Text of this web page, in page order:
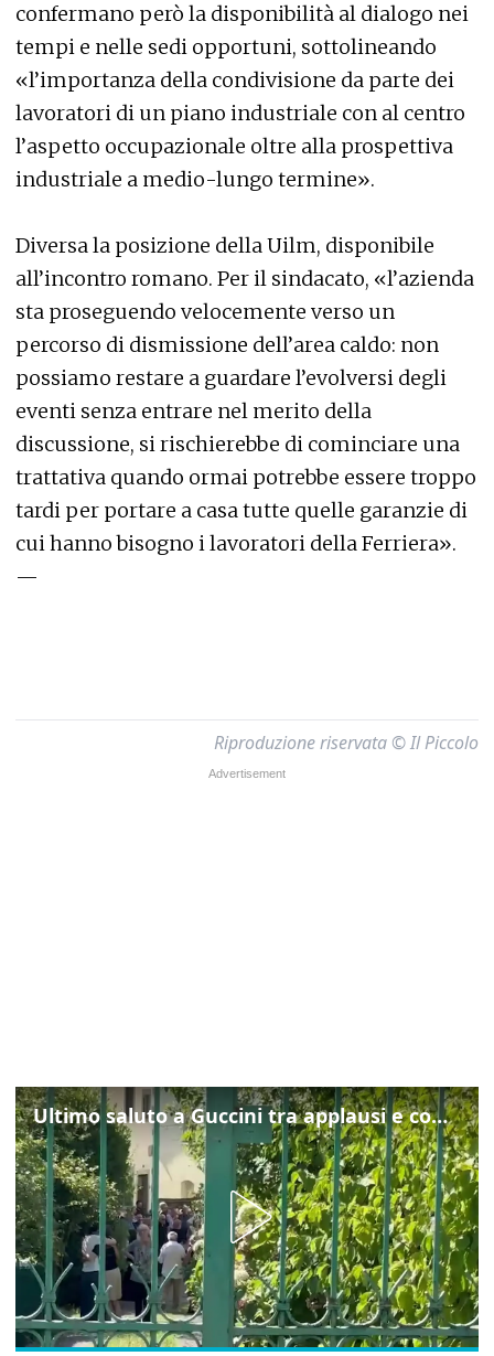
confermano però la disponibilità al dialogo nei
tempi e nelle sedi opportuni, sottolineando
«l’importanza della condivisione da parte dei
lavoratori di un piano industriale con al centro
l’aspetto occupazionale oltre alla prospettiva
industriale a medio-lungo termine».
Diversa la posizione della Uilm, disponibile
all’incontro romano. Per il sindacato, «l’azienda
sta proseguendo velocemente verso un
percorso di dismissione dell’area caldo: non
possiamo restare a guardare l’evolversi degli
eventi senza entrare nel merito della
discussione, si rischierebbe di cominciare una
trattativa quando ormai potrebbe essere troppo
tardi per portare a casa tutte quelle garanzie di
cui hanno bisogno i lavoratori della Ferriera».
—
Riproduzione riservata © Il Piccolo
Ultimo saluto a Guccini tra applausi e commozione a Pavana